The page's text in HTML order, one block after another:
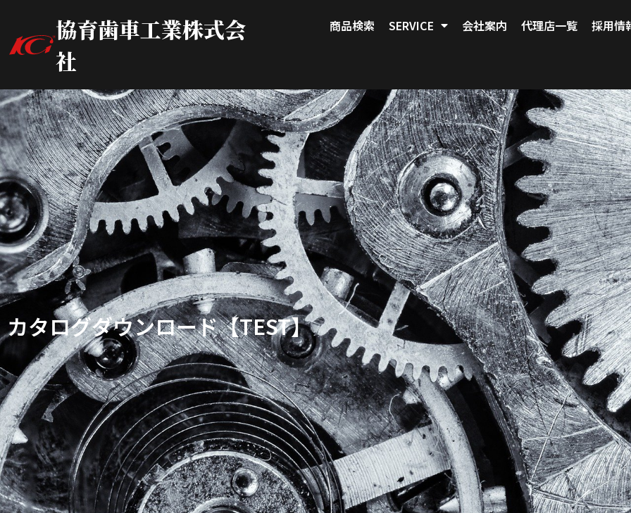
協育歯車工業株式会
社
商品検索 SERVICE 会社案内 代理店一覧 採用情
カタログダウンロード【TEST】